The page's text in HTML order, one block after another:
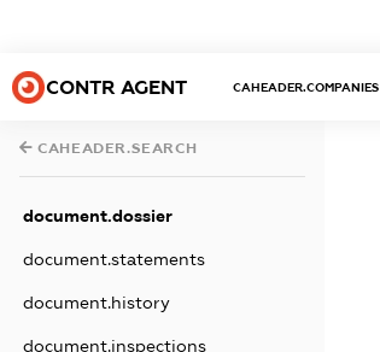
CONTR AGENT CAHEADER.COMPANIES
CAHEADER.SEARCH
document.dossier
document.statements
document.history
document.inspections